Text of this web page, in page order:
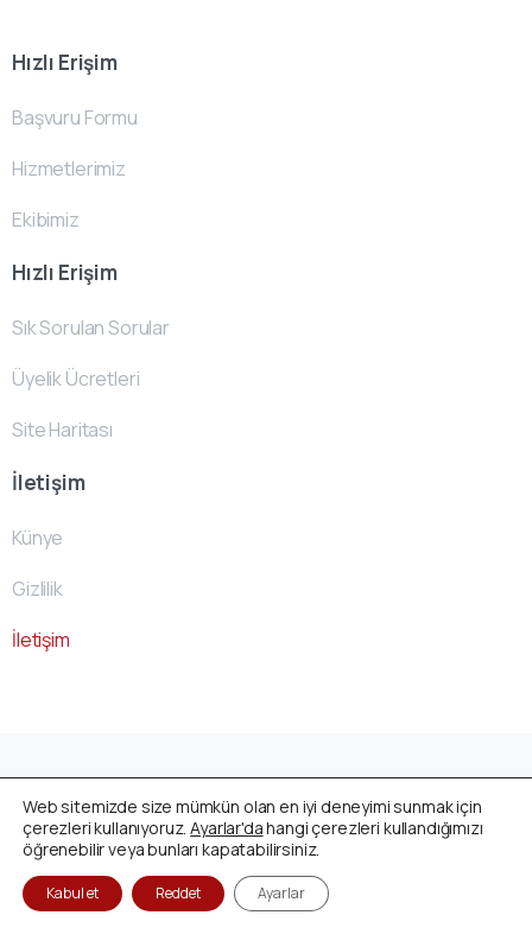
Hızlı Erişim
Başvuru Formu
Hizmetlerimiz
Ekibimiz
Hızlı Erişim
Sık Sorulan Sorular
Üyelik Ücretleri
Site Haritası
İletişim
Künye
Gizlilik
İletişim
reserved
Web sitemizde size mümkün olan en iyi deneyimi sunmak için
çerezleri kullanıyoruz.Ayarlar'dahangi çerezleri kullandığımızı
öğrenebilir veya bunları kapatabilirsiniz.
Kabul et Reddet Ayarlar